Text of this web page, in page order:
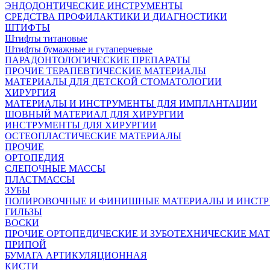
ЭНДОДОНТИЧЕСКИЕ ИНСТРУМЕНТЫ
СРЕДСТВА ПРОФИЛАКТИКИ И ДИАГНОСТИКИ
ШТИФТЫ
Штифты титановые
Штифты бумажные и гутаперчевые
ПАРАДОНТОЛОГИЧЕСКИЕ ПРЕПАРАТЫ
ПРОЧИЕ ТЕРАПЕВТИЧЕСКИЕ МАТЕРИАЛЫ
МАТЕРИАЛЫ ДЛЯ ДЕТСКОЙ СТОМАТОЛОГИИ
ХИРУРГИЯ
МАТЕРИАЛЫ И ИНСТРУМЕНТЫ ДЛЯ ИМПЛАНТАЦИИ
ШОВНЫЙ МАТЕРИАЛ ДЛЯ ХИРУРГИИ
ИНСТРУМЕНТЫ ДЛЯ ХИРУРГИИ
ОСТЕОПЛАСТИЧЕСКИЕ МАТЕРИАЛЫ
ПРОЧИЕ
ОРТОПЕДИЯ
СЛЕПОЧНЫЕ МАССЫ
ПЛАСТМАССЫ
ЗУБЫ
ПОЛИРОВОЧНЫЕ И ФИНИШНЫЕ МАТЕРИАЛЫ И
ГИЛЬЗЫ
ВОСКИ
ПРОЧИЕ ОРТОПЕДИЧЕСКИЕ И ЗУБОТЕХНИЧЕСКИЕ
ПРИПОЙ
БУМАГА АРТИКУЛЯЦИОННАЯ
КИСТИ